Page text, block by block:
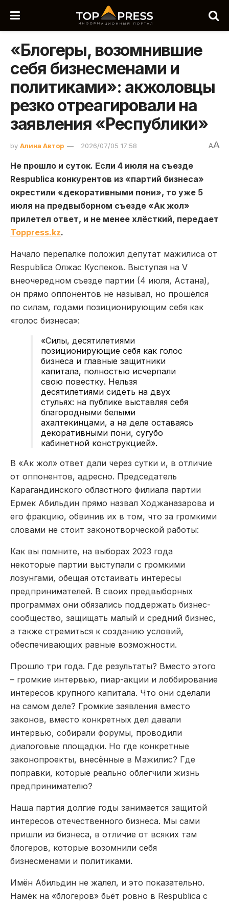
«Блогеры, возомнившие
себя бизнесменами и
политиками»: акжоловцы
резко отреагировали на
заявления «Республики»
by Алина Автор 2026/07/05 17:58 AA
Не прошло и суток. Если 4 июля на съезде
Respublica конкурентов из «партий бизнеса»
окрестили «декоративными пони», то уже 5
июля на предвыборном съезде «Ак жол»
прилетел ответ, и не менее хлёсткий, передает
Toppress.kz.
Начало перепалке положил депутат мажилиса от
Respublica Олжас Куспеков. Выступая на V
внеочередном съезде партии (4 июля, Астана),
он прямо оппонентов не называл, но прошёлся
по силам, годами позиционирующим себя как
«голос бизнеса»:
«Силы, десятилетиями
позиционирующие себя как голос
бизнеса и главные защитники
капитала, полностью исчерпали
свою повестку. Нельзя
десятилетиями сидеть на двух
стульях: на публике выставляя себя
благородными белыми
ахалтекинцами, а на деле оставаясь
декоративными пони, сугубо
кабинетной конструкцией».
В «Ак жол» ответ дали через сутки и, в отличие
от оппонентов, адресно. Председатель
Карагандинского областного филиала партии
Ермек Абильдин прямо назвал Ходжаназарова и
его фракцию, обвинив их в том, что за громкими
словами не стоит законотворческой работы:
Как вы помните, на выборах 2023 года
некоторые партии выступали с громкими
лозунгами, обещая отстаивать интересы
предпринимателей. В своих предвыборных
программах они обязались поддержать бизнес-
сообщество, защищать малый и средний бизнес,
а также стремиться к созданию условий,
обеспечивающих равные возможности.
Прошло три года. Где результаты? Вместо этого
– громкие интервью, пиар-акции и лоббирование
интересов крупного капитала. Что они сделали
на самом деле? Громкие заявления вместо
законов, вместо конкретных дел давали
интервью, собирали форумы, проводили
диалоговые площадки. Но где конкретные
законопроекты, внесённые в Мажилис? Где
поправки, которые реально облегчили жизнь
предпринимателю?
Наша партия долгие годы занимается защитой
интересов отечественного бизнеса. Мы сами
пришли из бизнеса, в отличие от всяких там
блогеров, которые возомнили себя
бизнесменами и политиками.
Имён Абильдин не жалел, и это показательно.
Намёк на «блогеров» бьёт ровно в Respublica с